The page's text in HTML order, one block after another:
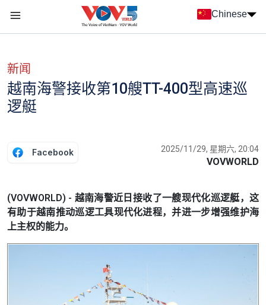
Chinese
新闻
越南海警接收第10艘TT-400型高速巡
逻艇
Facebook 2025/11/29, 星期六, 20:04
VOVWORLD
(VOVWORLD) - 越南海警近日接收了一艘现代化巡逻艇，这
有助于越南推动巡逻工具现代化进程，并进一步增强维护海
上主权的能力。